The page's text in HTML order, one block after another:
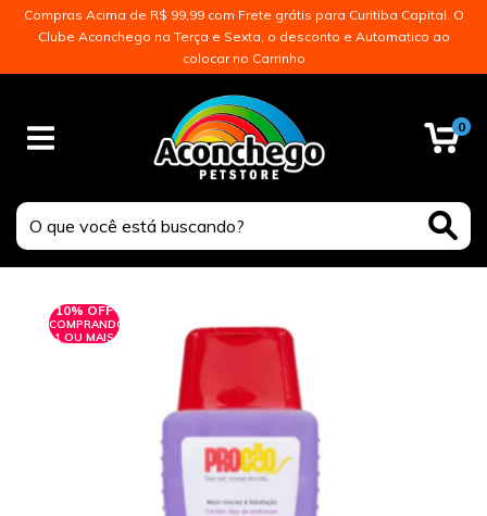
Compras Acima de R$ 99,99 com Frete grátis para Curitiba Capital. O
Clube Aconchego na Terça e Sexta, o desconto e Automatico ao
colocar no Carrinho
0
10% OFF
COMPRANDO
1 OU MAIS